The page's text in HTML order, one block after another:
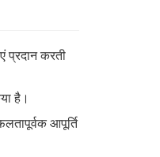
प्रदान करती
है।
आपूर्ति